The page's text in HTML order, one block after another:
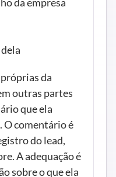
da
outras partes
que ela
O comentário é
do lead,
A adequação é
sobre o que ela